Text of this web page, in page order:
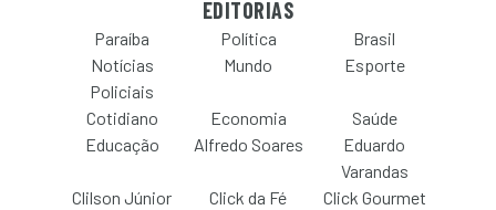
EDITORIAS
Paraíba Política
Brasil
Notícias
Policiais
Mundo Esporte
Cotidiano Economia
Saúde
Educação
Alfredo Soares
Eduardo
Varandas
Clilson Júnior
Click da Fé Click Gourmet